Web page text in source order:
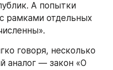
А попытки
рамками отдельных
говоря, несколько
аналог — закон «О